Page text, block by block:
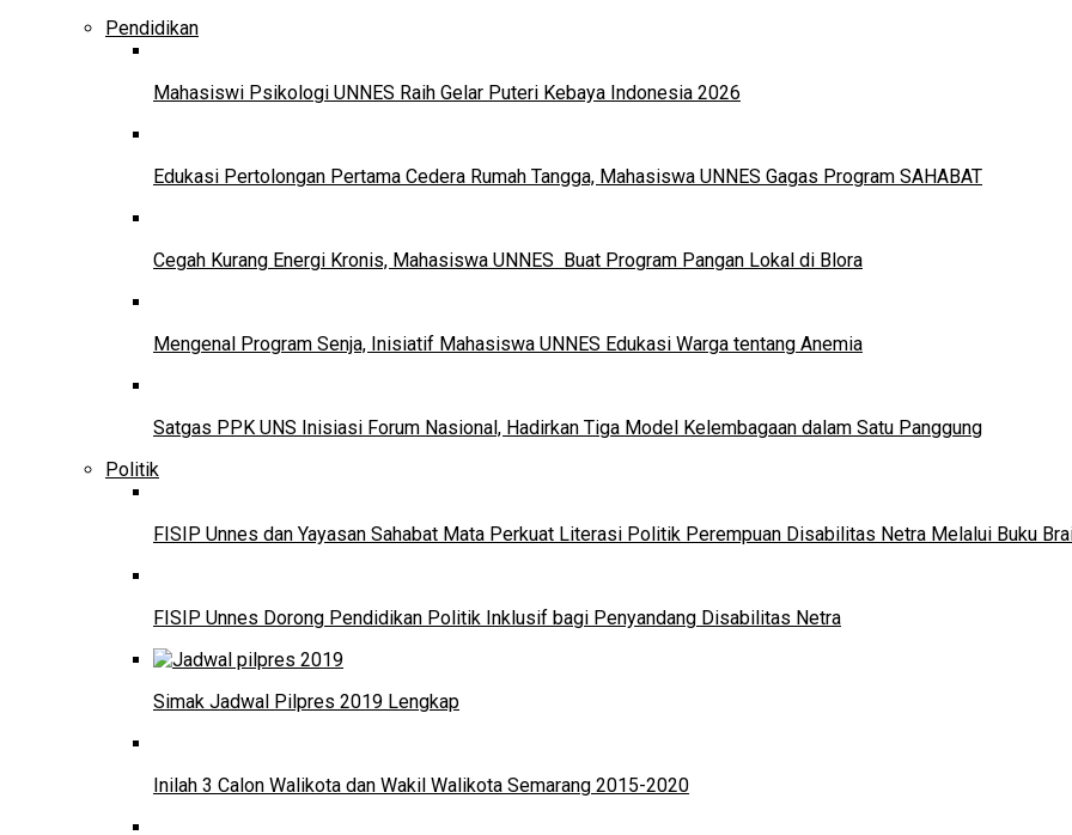
Pendidikan
Mahasiswi Psikologi UNNES Raih Gelar Puteri Kebaya Indonesia 2026
Edukasi Pertolongan Pertama Cedera Rumah Tangga, Mahasiswa UNNES Gagas Program SAHABAT
Cegah Kurang Energi Kronis, Mahasiswa UNNES Buat Program Pangan Lokal di Blora
Mengenal Program Senja, Inisiatif Mahasiswa UNNES Edukasi Warga tentang Anemia
Satgas PPK UNS Inisiasi Forum Nasional, Hadirkan Tiga Model Kelembagaan dalam Satu Panggung
Politik
FISIP Unnes dan Yayasan Sahabat Mata Perkuat Literasi Politik Perempuan Disabilitas Netra Melalui Buku
FISIP Unnes Dorong Pendidikan Politik Inklusif bagi Penyandang Disabilitas Netra
Simak Jadwal Pilpres 2019 Lengkap
Inilah 3 Calon Walikota dan Wakil Walikota Semarang 2015-2020